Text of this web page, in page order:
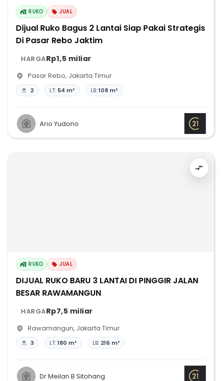
RUKO JUAL
Dijual Ruko Bagus 2 Lantai Siap Pakai Strategis
Di Pasar Rebo Jaktim
HARGARp1,5 miliar
Pasar Rebo, Jakarta Timur
2 LT: 54 m² LB:108 m²
Ario Yudono
RUKO JUAL
DIJUAL RUKO BARU 3 LANTAI DI PINGGIR JALAN
BESAR RAWAMANGUN
HARGARp7,5 miliar
Rawamangun, Jakarta Timur
3 LT:180 m² LB: 216 m²
Dr Meilan B Sitohang